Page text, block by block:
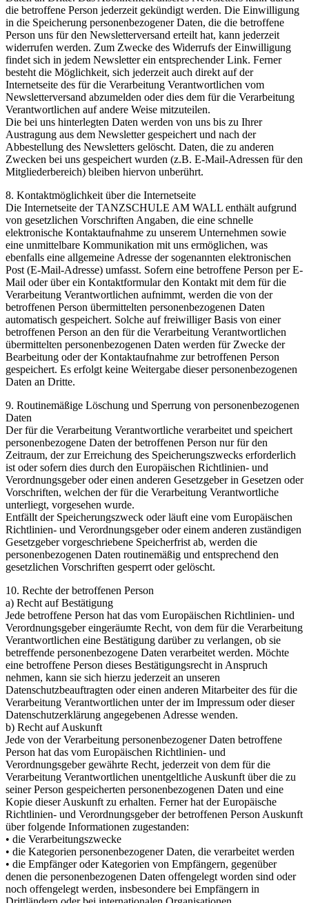
die betroffene Person jederzeit gekündigt werden. Die Einwilligung
in die Speicherung personenbezogener Daten, die die betroffene
Person uns für den Newsletterversand erteilt hat, kann jederzeit
widerrufen werden. Zum Zwecke des Widerrufs der Einwilligung
findet sich in jedem Newsletter ein entsprechender Link. Ferner
besteht die Möglichkeit, sich jederzeit auch direkt auf der
Internetseite des für die Verarbeitung Verantwortlichen vom
Newsletterversand abzumelden oder dies dem für die Verarbeitung
Verantwortlichen auf andere Weise mitzuteilen.
Die bei uns hinterlegten Daten werden von uns bis zu Ihrer
Austragung aus dem Newsletter gespeichert und nach der
Abbestellung des Newsletters gelöscht. Daten, die zu anderen
Zwecken bei uns gespeichert wurden (z.B. E-Mail-Adressen für den
Mitgliederbereich) bleiben hiervon unberührt.
8. Kontaktmöglichkeit über die Internetseite
Die Internetseite der TANZSCHULE AM WALL enthält aufgrund
von gesetzlichen Vorschriften Angaben, die eine schnelle
elektronische Kontaktaufnahme zu unserem Unternehmen sowie
eine unmittelbare Kommunikation mit uns ermöglichen, was
ebenfalls eine allgemeine Adresse der sogenannten elektronischen
Post (E-Mail-Adresse) umfasst. Sofern eine betroffene Person per E-
Mail oder über ein Kontaktformular den Kontakt mit dem für die
Verarbeitung Verantwortlichen aufnimmt, werden die von der
betroffenen Person übermittelten personenbezogenen Daten
automatisch gespeichert. Solche auf freiwilliger Basis von einer
betroffenen Person an den für die Verarbeitung Verantwortlichen
übermittelten personenbezogenen Daten werden für Zwecke der
Bearbeitung oder der Kontaktaufnahme zur betroffenen Person
gespeichert. Es erfolgt keine Weitergabe dieser personenbezogenen
Daten an Dritte.
9. Routinemäßige Löschung und Sperrung von personenbezogenen
Daten
Der für die Verarbeitung Verantwortliche verarbeitet und speichert
personenbezogene Daten der betroffenen Person nur für den
Zeitraum, der zur Erreichung des Speicherungszwecks erforderlich
ist oder sofern dies durch den Europäischen Richtlinien- und
Verordnungsgeber oder einen anderen Gesetzgeber in Gesetzen oder
Vorschriften, welchen der für die Verarbeitung Verantwortliche
unterliegt, vorgesehen wurde.
Entfällt der Speicherungszweck oder läuft eine vom Europäischen
Richtlinien- und Verordnungsgeber oder einem anderen zuständigen
Gesetzgeber vorgeschriebene Speicherfrist ab, werden die
personenbezogenen Daten routinemäßig und entsprechend den
gesetzlichen Vorschriften gesperrt oder gelöscht.
10. Rechte der betroffenen Person
a) Recht auf Bestätigung
Jede betroffene Person hat das vom Europäischen Richtlinien- und
Verordnungsgeber eingeräumte Recht, von dem für die Verarbeitung
Verantwortlichen eine Bestätigung darüber zu verlangen, ob sie
betreffende personenbezogene Daten verarbeitet werden. Möchte
eine betroffene Person dieses Bestätigungsrecht in Anspruch
nehmen, kann sie sich hierzu jederzeit an unseren
Datenschutzbeauftragten oder einen anderen Mitarbeiter des für die
Verarbeitung Verantwortlichen unter der im Impressum oder dieser
Datenschutzerklärung angegebenen Adresse wenden.
b) Recht auf Auskunft
Jede von der Verarbeitung personenbezogener Daten betroffene
Person hat das vom Europäischen Richtlinien- und
Verordnungsgeber gewährte Recht, jederzeit von dem für die
Verarbeitung Verantwortlichen unentgeltliche Auskunft über die zu
seiner Person gespeicherten personenbezogenen Daten und eine
Kopie dieser Auskunft zu erhalten. Ferner hat der Europäische
Richtlinien- und Verordnungsgeber der betroffenen Person Auskunft
über folgende Informationen zugestanden:
• die Verarbeitungszwecke
• die Kategorien personenbezogener Daten, die verarbeitet werden
• die Empfänger oder Kategorien von Empfängern, gegenüber
denen die personenbezogenen Daten offengelegt worden sind oder
noch offengelegt werden, insbesondere bei Empfängern in